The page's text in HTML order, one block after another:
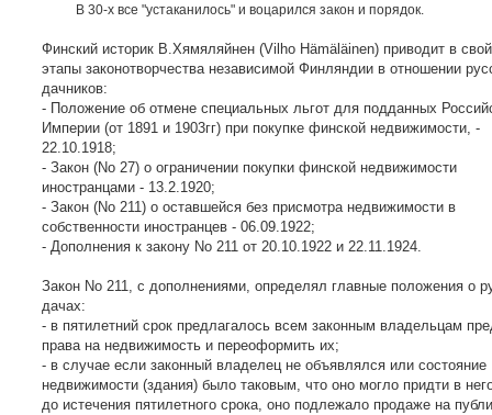
В 30-х все "устаканилось" и воцарился закон и порядок.
Финский историк В.Хямяляйнен (Vilho Hämäläinen) приводит в свой
этапы законотворчества независимой Финляндии в отношении
дачников:
- Положение об отмене специальных льгот для подданных
Империи (от 1891 и 1903гг) при покупке финской недвижимости, -
22.10.1918;
- Закон (No 27) о ограничении покупки финской недвижимости
иностранцами - 13.2.1920;
- Закон (No 211) о оставшейся без присмотра недвижимости в
собственности иностранцев - 06.09.1922;
- Дополнения к закону No 211 от 20.10.1922 и 22.11.1924.
Закон No 211, c дополнениями, определял главные положения о
дачах:
- в пятилетний срок предлагалось всем законным владельцам
права на недвижимость и переоформить их;
- в случае если законный владелец не объявлялся или состояние
недвижимости (здания) было таковым, что оно могло придти в
до истечения пятилетного срока, оно подлежало продаже на